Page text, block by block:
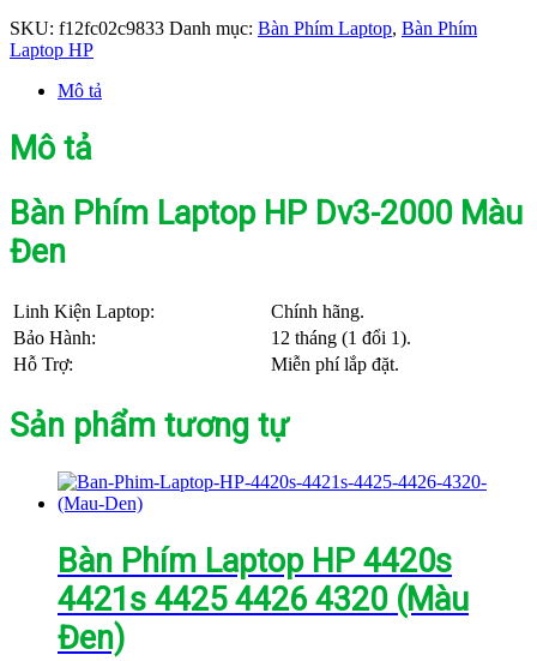
SKU: f12fc02c9833 Danh mục: Bàn Phím Laptop, Bàn Phím
Laptop HP
Mô tả
Mô tả
Bàn Phím Laptop HP Dv3-2000 Màu
Đen
Linh Kiện Laptop:
Chính hãng.
Bảo Hành:
12 tháng (1 đổi 1).
Hỗ Trợ:
Miễn phí lắp đặt.
Sản phẩm tương tự
Bàn Phím Laptop HP 4420s
4421s 4425 4426 4320 (Màu
Đen)